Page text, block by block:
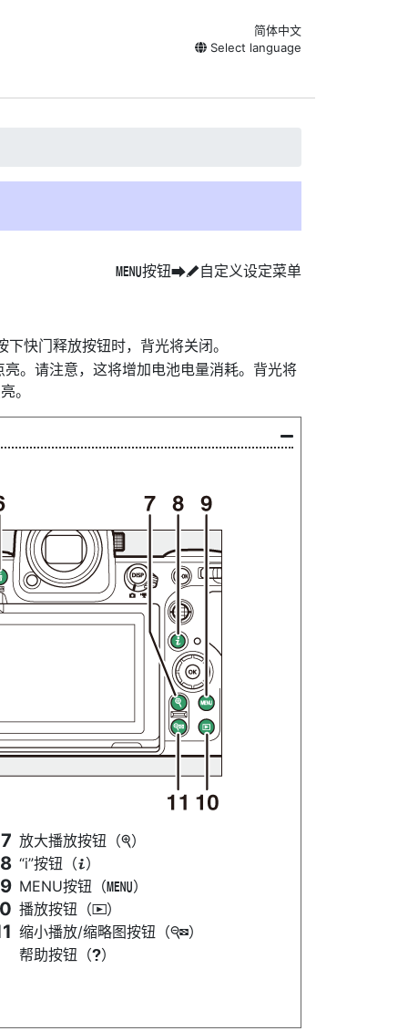
简体中文
Select language
G按钮UA自定义设定菜单
下快门释放按钮时，背光将关闭。
。请注意，这将增加电池电量消耗。背光将
。
放大播放按钮（X）
“i”按钮（i）
MENU按钮（ G）
播放按钮（K）
缩小播放/缩略图按钮（W）
帮助按钮（Q）